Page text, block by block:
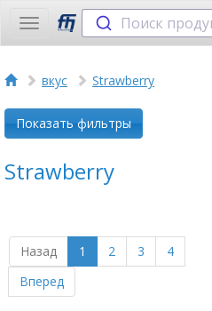
Toggle
navigation
Поиск
вкус Strawberry
Показать фильтры
Strawberry
Назад 1 2 3
4
Вперед